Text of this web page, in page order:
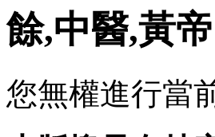
餘,中醫,黃
您無權進行當